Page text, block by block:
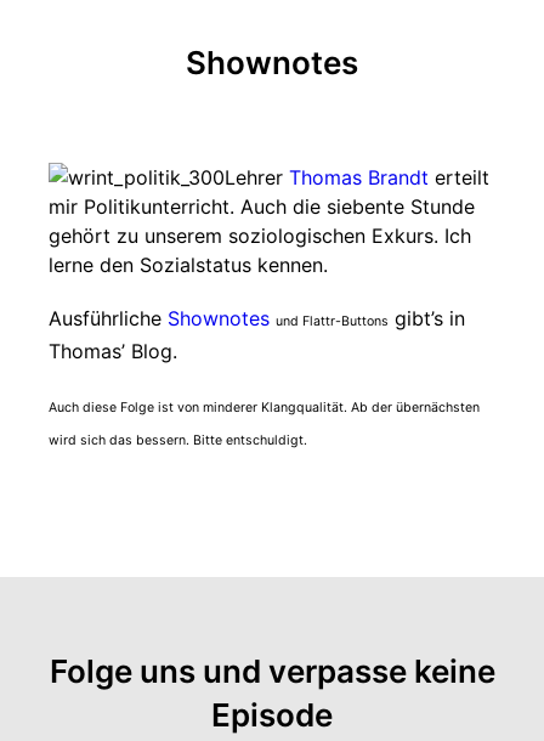
Shownotes
Lehrer Thomas Brandt erteilt
mir Politikunterricht. Auch die siebente Stunde
gehört zu unserem soziologischen Exkurs. Ich
lerne den Sozialstatus kennen.
Ausführliche Shownotes und Flattr-Buttons gibt’s in
Thomas’ Blog.
Auch diese Folge ist von minderer Klangqualität. Ab der übernächsten
wird sich das bessern. Bitte entschuldigt.
Folge uns und verpasse keine
Episode